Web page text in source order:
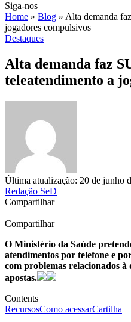
Siga-nos
Home » Blog » Alta demanda
jogadores compulsivos
Destaques
Alta demanda faz
teleatendimento a
Última atualização: 20 de junho
Redação SeD
Compartilhar
Compartilhar
O Ministério da Saúde
atendimentos por telefone e
com problemas relacionados à
apostas.
Contents
RecursosComo acessarCartilha